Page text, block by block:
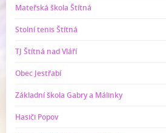
Mateřská škola Štítná
Stolní tenis Štítná
TJ Štítná nad Vláří
Obec Jestřabí
Základní škola Gabry a Málinky
Hasiči Popov